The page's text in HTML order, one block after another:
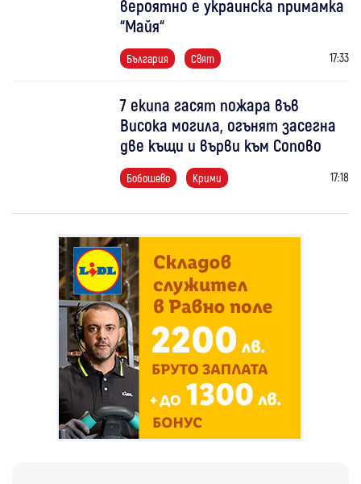
вероятно е украинска примамка
“Майя“
България Свят 17:33
7 екипа гасят пожара във
Висока могила, огънят засегна
две къщи и върви към Сопово
Бобошево Крими 17:18